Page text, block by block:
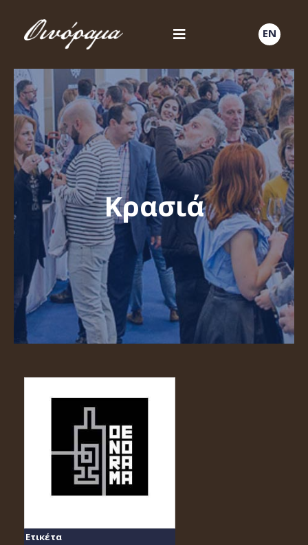
EN
Κρασιά
Ετικέτα